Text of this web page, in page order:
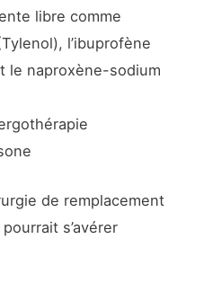
libre comme
l’ibuprofène
le naproxène-sodium
de remplacement
s’avérer